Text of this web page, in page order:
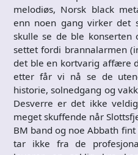
melodiøs, Norsk black
enn noen gang virker det
skulle se de ble konserten
settet fordi brannalarmen
det ble en kortvarig affære
etter får vi nå se de
historie, solnedgang og
Desverre er det ikke
meget skuffende når
BM band og noe Abbath
tar ikke fra de